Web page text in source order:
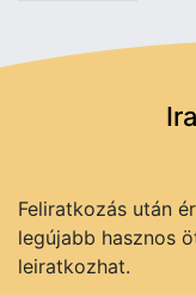
Feliratkozás után
legújabb hasznos
leiratkozhat.